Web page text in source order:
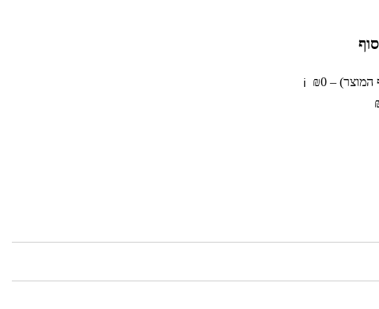
– ₪0
ℹ️